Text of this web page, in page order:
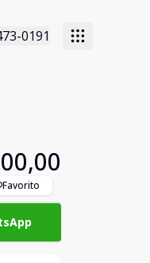
0191
Favorito